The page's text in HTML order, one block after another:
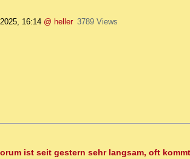
16:14 @ heller 3789 Views
ist seit gestern sehr langsam, oft